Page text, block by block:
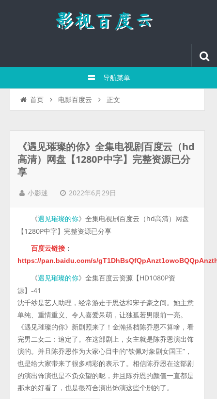
导航菜单
首页 电影百度云 正文
《遇见璀璨的你》全集电视剧百度云（hd
高清）网盘【1280P中字】完整资源已分
享
小影迷 2022年6月29日
《遇见璀璨的你》全集电视剧百度云（hd高清）网盘
【1280P中字】完整资源已分享
百度云链接 ：
https://pan.baidu.com/s/
《遇见璀璨的你》全集百度云资源【HD1080P资
源】-41
沈千纱是艺人助理，经常游走于思达和宋子豪之间。她主意
单纯、重情重义、令人喜爱呆萌，让独孤若男眼前一亮。
《遇见璀璨的你》新剧照来了！金瀚搭档陈乔恩不算啥，看
完男二女二：追定了。在这部剧上，女主就是陈乔恩演出饰
演的。并且陈乔恩作为大家心目中的“钦佩对象剧女国王”，
也是给大家带来了很多精彩的表示了。相信陈乔恩在这部剧
的演出饰演也是不负众望的呢，并且陈乔恩的颜值一直都是
那末的好看了，也是很符合演出饰演这些个剧的了。